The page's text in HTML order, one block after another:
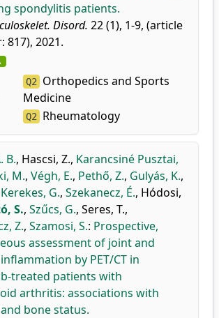
spondylitis patients.
Disord. 22 (1), 1-9, (article
817), 2021.
Q2 Orthopedics and Sports
Medicine
Q2 Rheumatology
B., Hascsi, Z., Karancsiné Pusztai,
M., Végh, E., Pethő, Z., Gulyás, K.,
Kerekes, G., Szekanecz, É., Hódosi,
S., Szűcs, G., Seres, T.,
Z., Szamosi, S.: Prospective,
assessment of joint and
by PET/CT in
treated patients with
arthritis: associations with
bone status.